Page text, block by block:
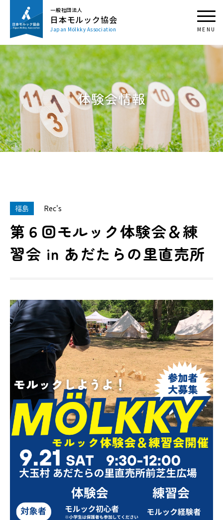
一般社団法人
日本モルック協会
Japan Mölkky Association
体験会情報
福島 Rec's
第６回モルック体験会＆練
習会 in あだたらの里直売所